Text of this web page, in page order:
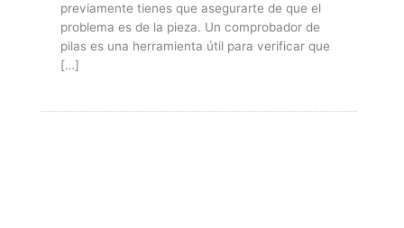
previamente tienes que asegurarte de que el
problema es de la pieza. Un comprobador de
pilas es una herramienta útil para verificar que
[…]